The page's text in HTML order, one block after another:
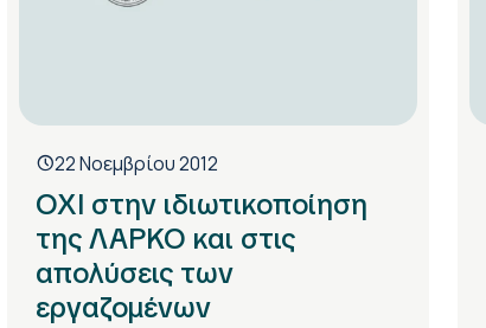
22 Νοεμβρίου 2012
ΟΧΙ στην ιδιωτικοποίηση
της ΛΑΡΚΟ και στις
απολύσεις των
εργαζομένων